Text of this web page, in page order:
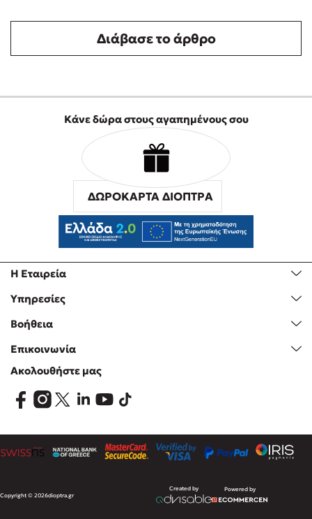
Διάβασε το άρθρο
Η Εταιρεία
Υπηρεσίες
Βοήθεια
Επικοινωνία
Κάνε δώρα στους αγαπημένους σου
ΔΩΡΟΚΑΡΤΑ ΔΙΟΠΤΡΑ
Ακολουθήστε μας
Copyright © 2026dioptra.gr
Created by Powered by